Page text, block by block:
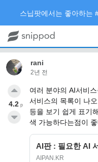
rani
2년 전
여러 분야의 AI서비
서비스의 목록이 나
등을 보기 쉽게 표기
색 가능하다는점이
AI판 : 필요한 AI
AIPAN.KR
4.2 p